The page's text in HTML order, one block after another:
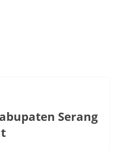
Serang